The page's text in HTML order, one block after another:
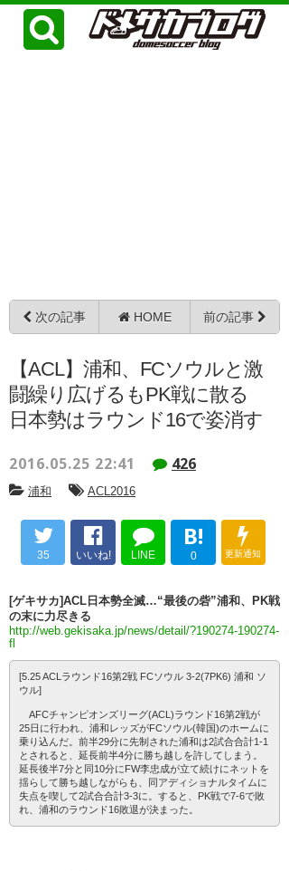
次の記事 HOME 前の記事
【ACL】浦和、FCソウルと激
闘繰り広げるもPK戦に散る
日本勢はラウンド16で姿消す
2016.05.25 22:41 426
浦和 ACL2016
35 いいね! LINE
B!
0 更新通知
[ゲキサカ]ACL日本勢全滅…“最後の砦”浦和、PK戦
の末に力尽きる
http://web.gekisaka.jp/news/detail/?190274-190274-
fl
[5.25 ACLラウンド16第2戦 FCソウル 3-2(7PK6) 浦和 ソ
ウル]
AFCチャンピオンズリーグ(ACL)ラウンド16第2戦が
25日に行われ、浦和レッズがFCソウル(韓国)のホームに
乗り込んだ。前半29分に先制された浦和は2試合合計1-1
とされると、延長前半4分に勝ち越しを許してしまう。
延長後半7分と同10分にFW李忠成が立て続けにネットを
揺らして勝ち越しながらも、同アディショナルタイムに
失点を喫して2試合合計3-3に。すると、PK戦で7-6で敗
れ、浦和のラウンド16敗退が決まった。